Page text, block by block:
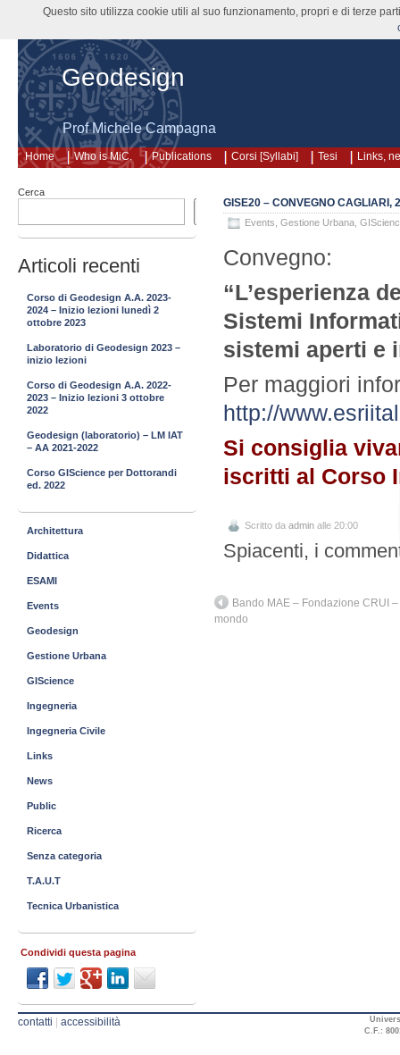
Geodesign
Prof Michele Campagna
Home Who is MiC. Publications Corsi [Syllabi] Tesi Links,
GISE20 – CONVEGNO CAGLIARI,
Events Gestione Urbana
Convegno:
“L’esperienza
Sistemi
sistemi aperti e
Per maggiori
http://
Si consiglia
iscritti al Corso
Scritto da admin alle 20:00
Spiacenti, i
Bando MAE – Fondazione CRUI
mondo
Cerca
Cerca
Articoli recenti
Corso di Geodesign A.A. 2023-
2024 – Inizio lezioni lunedì 2
ottobre 2023
Laboratorio di Geodesign 2023 –
inizio lezioni
Corso di Geodesign A.A. 2022-
2023 – Inizio lezioni 3 ottobre
2022
Geodesign (laboratorio) – LM IAT
– AA 2021-2022
Corso GIScience per Dottorandi
ed. 2022
Architettura
Didattica
ESAMI
Events
Geodesign
Gestione Urbana
GIScience
Ingegneria
Ingegneria Civile
Links
News
Public
Ricerca
Senza categoria
T.A.U.T
Tecnica Urbanistica
Condividi questa pagina
contatti accessibilità
C.F.:
Questo sito utilizza cookie utili al suo funzionamento, propri e di terze